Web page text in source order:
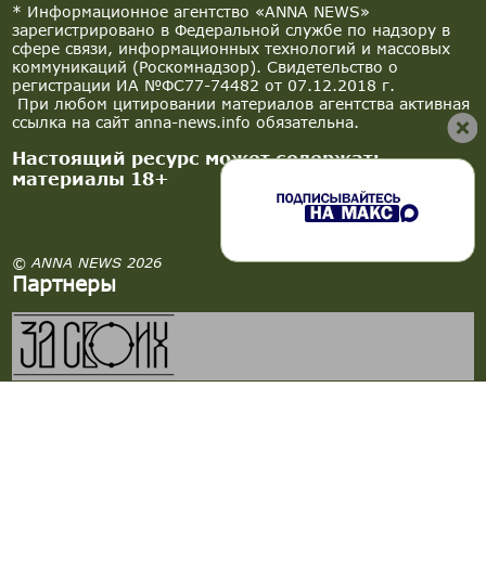
* Информационное агентство «ANNA NEWS»
зарегистрировано в Федеральной службе по надзору в
сфере связи, информационных технологий и массовых
коммуникаций (Роскомнадзор). Свидетельство о
регистрации ИА №ФС77-74482 от 07.12.2018 г.
При любом цитировании материалов агентства активная
ссылка на сайт anna-news.info обязательна.
Настоящий ресурс может содержать
материалы 18+
© ANNA NEWS 2026
Партнеры